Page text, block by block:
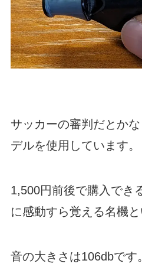
サッカーの審判だとか
デルを使用しています。
1,500円前後で購入でき
に感動すら覚える名機と
音の大きさは106dbです。